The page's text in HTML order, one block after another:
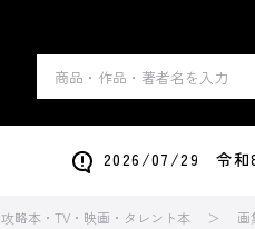
2026/07/29 令和8
攻略本・TV・映画・タレント本 画